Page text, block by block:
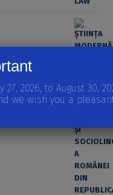
A ROMÂNEI
2026, to August 30,
we wish you a